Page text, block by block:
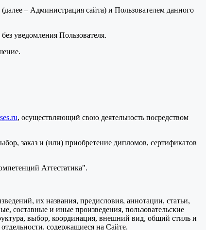
– Администрация сайта) и Пользователем данного
уведомления Пользователя.
, осуществляющий свою деятельность посредством
заказ и (или) приобретение дипломов, сертификатов
Аттестатика".
их названия, предисловия, аннотации, статьи,
составные и иные произведения, пользовательские
выбор, координация, внешний вид, общий стиль и
содержащиеся на Сайте.